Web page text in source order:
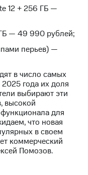
12 + 256 ГБ —
ГБ — 49 990 рублей;
перьев) —
в число самых
года их доля
выбирают эти
высокой
для
что новая
в своем
коммерческий
Помозов.